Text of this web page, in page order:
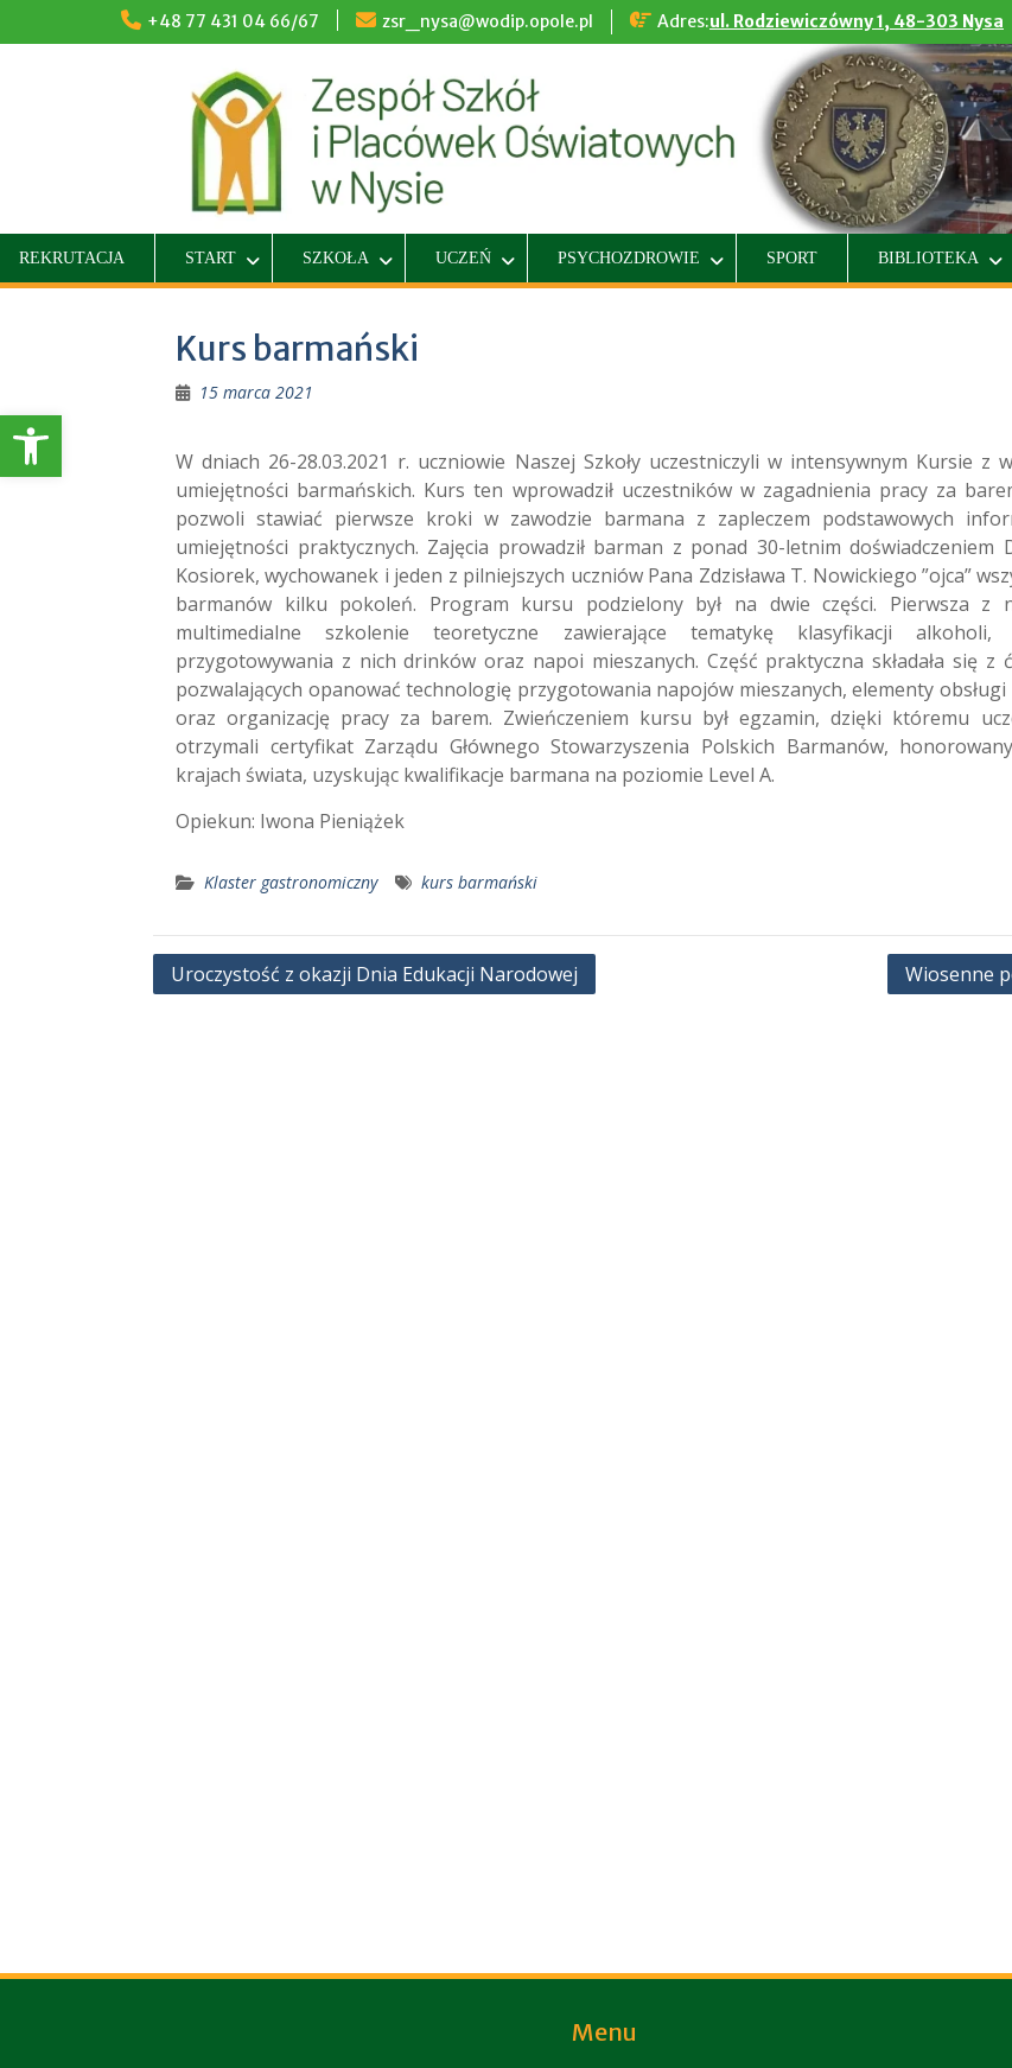
Otwórz pasek narzędzi
+48 77 431 04 66/67 zsr_nysa@wodip.opole.pl Adres:ul. Rodziewiczówny 1, 48-303 Nysa
REKRUTACJA START SZKOŁA UCZEŃ PSYCHOZDROWIE SPORT BIBLIOTEKA
Kurs barmański
15 marca 2021
W dniach 26-28.03.2021 r. uczniowie Naszej Szkoły uczestniczyli w intensywnym Kursie z
umiejętności barmańskich. Kurs ten wprowadził uczestników w zagadnienia pracy za
pozwoli stawiać pierwsze kroki w zawodzie barmana z zapleczem podstawowych
umiejętności praktycznych. Zajęcia prowadził barman z ponad 30-letnim doświadczeniem
Kosiorek, wychowanek i jeden z pilniejszych uczniów Pana Zdzisława T. Nowickiego ”ojca”
barmanów kilku pokoleń. Program kursu podzielony był na dwie części. Pierwsza z
multimedialne szkolenie teoretyczne zawierające tematykę klasyfikacji alkoholi,
przygotowywania z nich drinków oraz napoi mieszanych. Część praktyczna składała się z
pozwalających opanować technologię przygotowania napojów mieszanych, elementy
oraz organizację pracy za barem. Zwieńczeniem kursu był egzamin, dzięki któremu
otrzymali certyfikat Zarządu Głównego Stowarzyszenia Polskich Barmanów,
krajach świata, uzyskując kwalifikacje barmana na poziomie Level A.
Opiekun: Iwona Pieniążek
Klaster gastronomiczny kurs barmański
Nawigacja
Uroczystość z okazji Dnia Edukacji Narodowej Wiosenne
Menu